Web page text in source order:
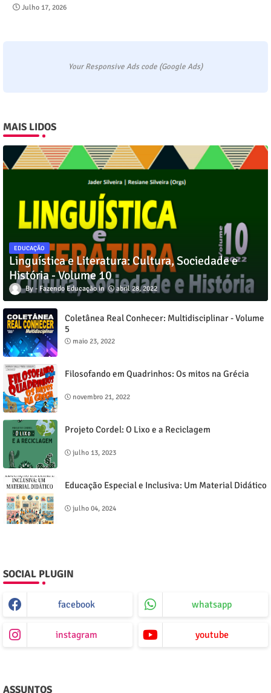
Julho 17, 2026
Your Responsive Ads code (Google Ads)
MAIS LIDOS
EDUCAÇÃO
Linguística e Literatura: Cultura, Sociedade e
História - Volume 10
Fazendo Educação abril 28, 2022
Coletânea Real Conhecer: Multidisciplinar - Volume
5
maio 23, 2022
Filosofando em Quadrinhos: Os mitos na Grécia
novembro 21, 2022
Projeto Cordel: O Lixo e a Reciclagem
julho 13, 2023
Educação Especial e Inclusiva: Um Material Didático
julho 04, 2024
SOCIAL PLUGIN
facebook whatsapp
instagram youtube
ASSUNTOS